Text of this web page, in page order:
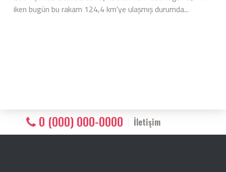
iken bugün bu rakam 124,4 km'ye ulaşmış durumda...
0 (000) 000-0000 İletişim